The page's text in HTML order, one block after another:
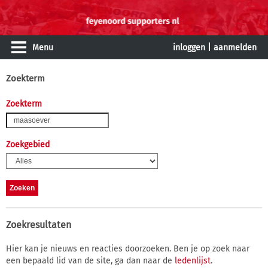
Menu inloggen aanmelden
Zoekterm
Zoekterm
Zoekgebied
Zoekresultaten
Hier kan je nieuws en reacties doorzoeken. Ben je op zoek naar
een bepaald lid van de site, ga dan naar de ledenlijst.